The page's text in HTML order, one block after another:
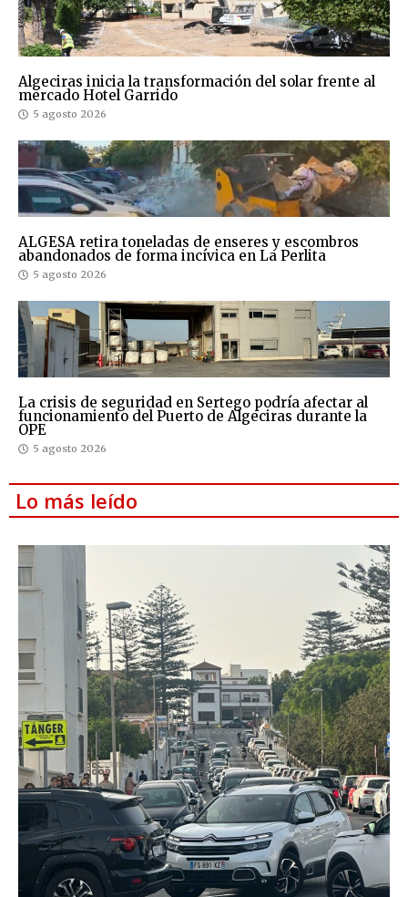
Algeciras inicia la transformación del solar frente al
mercado Hotel Garrido
5 agosto 2026
ALGESA retira toneladas de enseres y escombros
abandonados de forma incívica en La Perlita
5 agosto 2026
La crisis de seguridad en Sertego podría afectar al
funcionamiento del Puerto de Algeciras durante la
OPE
5 agosto 2026
Lo más leído